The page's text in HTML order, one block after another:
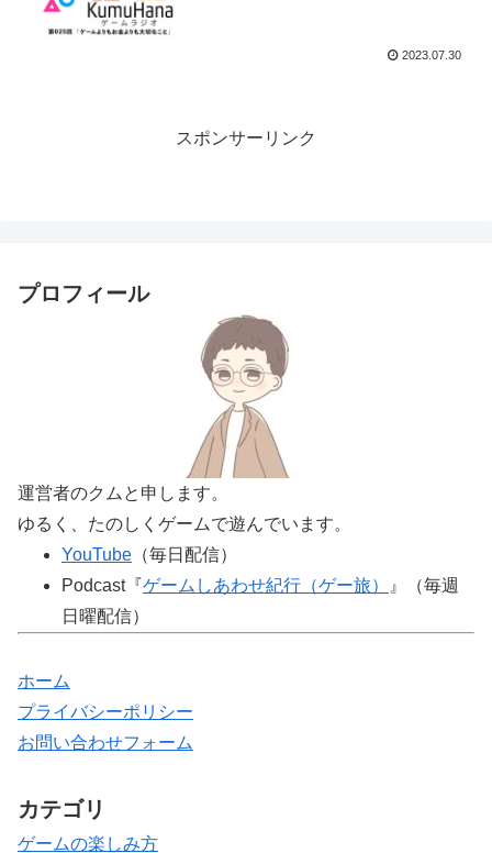
2023.07.30
スポンサーリンク
プロフィール
運営者のクムと申します。
ゆるく、たのしくゲームで遊んでいます。
YouTube （毎日配信）
Podcast『ゲームしあわせ紀行（ゲー旅）
』（毎週
日曜配信）
ホーム
プライバシーポリシー
お問い合わせフォーム
カテゴリ
ゲームの楽しみ方